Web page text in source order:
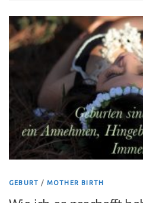
GEBURT / MOTHER BIRTH